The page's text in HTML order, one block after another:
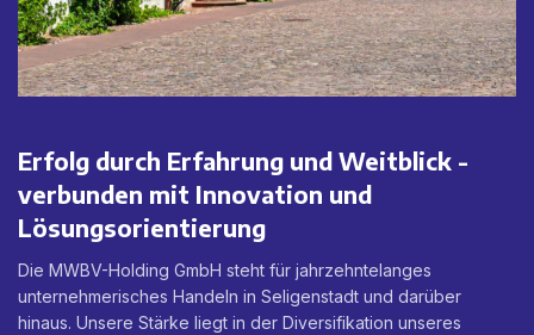
Erfolg durch Erfahrung und Weitblick -
verbunden mit Innovation und
Lösungsorientierung
Die MWBV-Holding GmbH steht für jahrzehntelanges
unternehmerisches Handeln in Seligenstadt und darüber
hinaus. Unsere Stärke liegt in der Diversifikation unseres